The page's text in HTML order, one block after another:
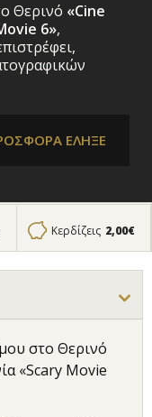
Θερινό «Cine
6»,
ΕΛΗΞΕ
Κερδίζεις 2,00€
στο Θερινό
«Scary Movie